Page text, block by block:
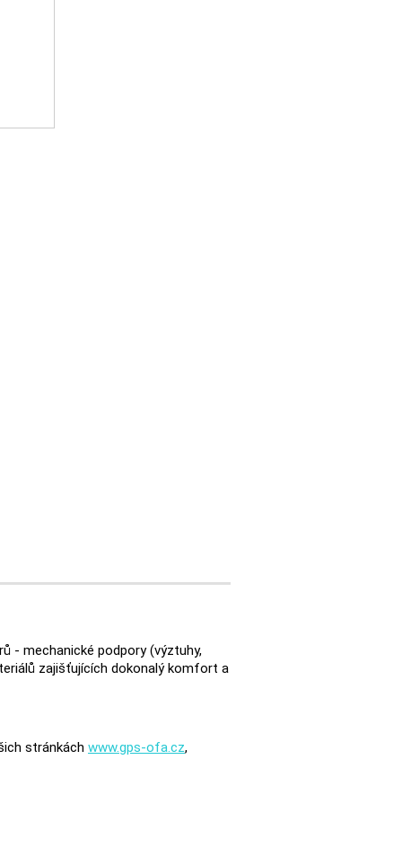
- mechanické podpory (výztuhy,
zajišťujících dokonalý komfort a
stránkách www.gps-ofa.cz,